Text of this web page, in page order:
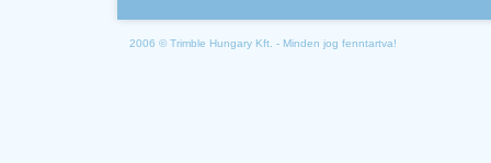
2006 © Trimble Hungary Kft. - Minden jog fenntartva!